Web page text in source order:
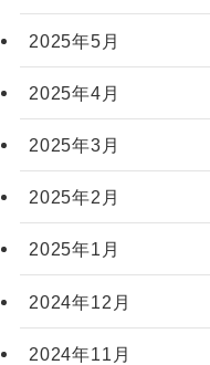
2025年5月
2025年4月
2025年3月
2025年2月
2025年1月
2024年12月
2024年11月